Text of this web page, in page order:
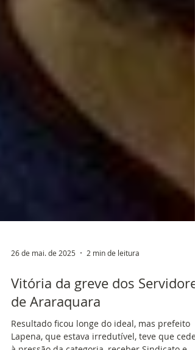
26 de mai. de 2025 2 min de leitura
Vitória da greve dos Servidores